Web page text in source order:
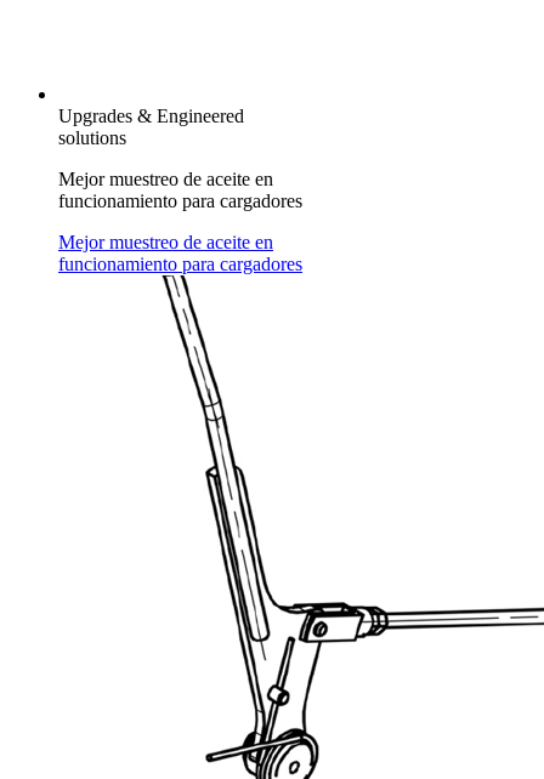
Upgrades & Engineered
solutions
Mejor muestreo de aceite en
funcionamiento para cargadores
Mejor muestreo de aceite en
funcionamiento para cargadores